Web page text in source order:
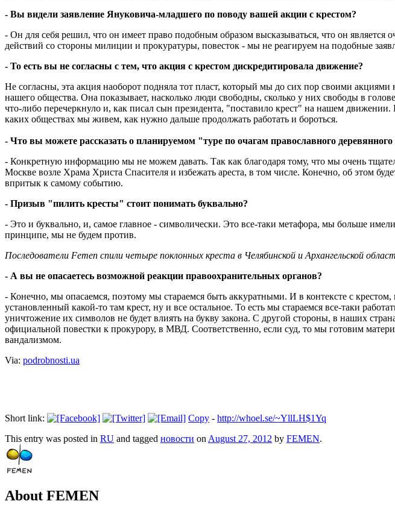
- Вы видели заявление Януковича-младшего по поводу вашей акции с крестом?
- Он для себя решил, что он имеет право подобным образом высказываться, что он
действий со стороны милиции и прокуратуры, повесток - мы не реагируем на подобные
- То есть вы не согласны с тем, что акция с крестом дискредитировала движение?
Не согласны, эта акция наоборот подняла тот пласт, который мы до сих пор своими
нашего общества. Она показывает, насколько люди свободны, сколько у них свободы в
что-либо перечеркнуло и, как писал сын президента, "поставило крест" на нашем
каких обществах мы живем, как нужно дальше продолжать работать и бороться.
- Что вы можете рассказать о планируемом "туре по очагам православного деревянного
- Конкретную информацию мы не можем давать. Так как благодаря тому, что мы очень
Москве возле Храма Христа Спасителя и избежать ареста, в том числе. Конечно, об этом
впритык к самому событию.
- Призыв "пилить кресты" стоит понимать буквально?
- Это и буквально, и, самое главное - символически. Это все-таки метафора, мы больше
принципе, мы не будем против.
Последователи Femen спили четыре поклонных креста в Челябинской и Архангельской
- А вы не опасаетесь возможной реакции правоохранительных органов?
- Конечно, мы опасаемся, поэтому мы стараемся быть аккуратными. И в контексте с
установленный какой-то там крест, ну и все остальное. То есть мы стараемся все-таки
уничтожение их символов не будет влиять на букву закона. С другой стороны, в наших
официальной повестки к прокурору, в МВД. Соответственно, если суд, то мы готовим
вандализмом.
Via: podrobnosti.ua
Short link: Copy - http://whoel.se/~YllLH$1Yq
This entry was posted in RU and tagged новости on August 27, 2012 by FEMEN.
About FEMEN